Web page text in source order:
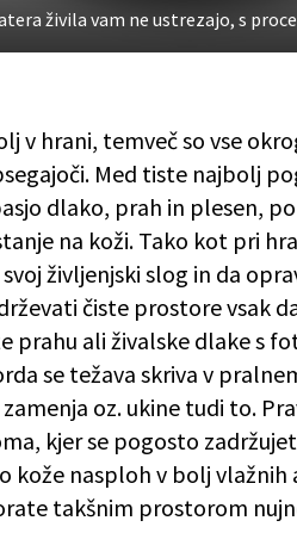
živila vam ne ustrezajo, s
v hrani, temveč so vse
Med tiste najbolj
dlako, prah in plesen,
na koži. Tako kot pri
življenjski slog in da
čiste prostore vsak
prahu ali živalske dlake s
se težava skriva v
oz. ukine tudi to.
kjer se pogosto
kože nasploh v bolj
takšnim prostorom